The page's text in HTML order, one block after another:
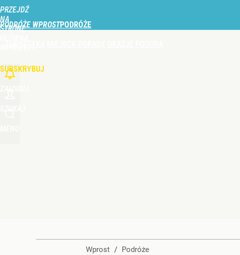
PRZEJDŹ
NA
STRONĘ
PODRÓŻE WPROST
SUBSKRYBUJ
Wprost / Podróże